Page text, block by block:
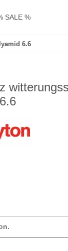
SALE %
6.6